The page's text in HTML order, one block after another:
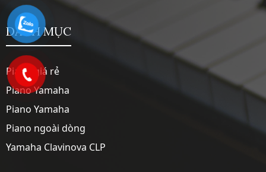
DANH MỤC
Piano giá rẻ
Piano Yamaha
Piano Yamaha
Piano ngoài dòng
Yamaha Clavinova CLP